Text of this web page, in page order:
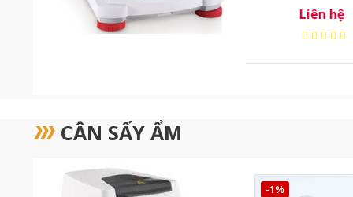
Liên hệ Liên
CÂN SẤY ẨM
-1%